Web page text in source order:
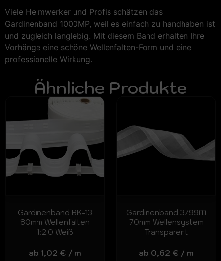
Viele Heimwerker und Profis schätzen das
Gardinenband 1000MP, weil es einfach zu handhaben ist
und zugleich langlebig. Mit diesem Band erhalten Ihre
Vorhänge eine schöne Wellenfalten-Form und eine
professionelle Wirkung.
Ähnliche Produkte
Gardinenband BK-13
80mm Wellenfalten
1:2.0 Weiß
ab 1,02 € / m
Gardinenband 3799M
70mm Wellensystem
Transparent
ab 0,62 € / m